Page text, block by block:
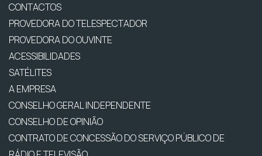
CONTACTOS
PROVEDORA DO TELESPECTADOR
PROVEDORA DO OUVINTE
ACESSIBILIDADES
SATÉLITES
A EMPRESA
CONSELHO GERAL INDEPENDENTE
CONSELHO DE OPINIÃO
CONTRATO DE CONCESSÃO DO SERVIÇO PÚBLICO DE